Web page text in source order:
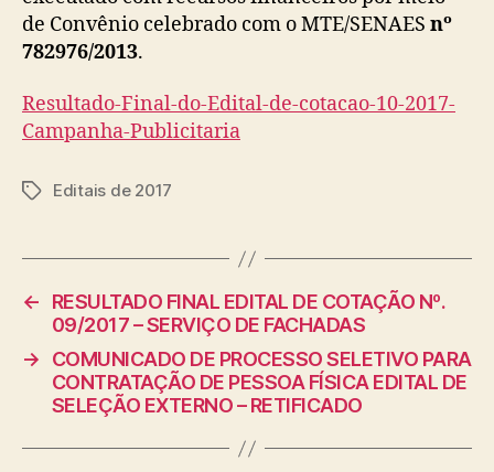
de Convênio celebrado com o MTE/SENAES nº
782976/2013.
Resultado-Final-do-Edital-de-cotacao-10-2017-
Campanha-Publicitaria
TagsEditais de 2017
←
RESULTADO FINAL EDITAL DE COTAÇÃO Nº.
09/2017 – SERVIÇO DE FACHADAS
→
COMUNICADO DE PROCESSO SELETIVO PARA
CONTRATAÇÃO DE PESSOA FÍSICA EDITAL DE
SELEÇÃO EXTERNO – RETIFICADO